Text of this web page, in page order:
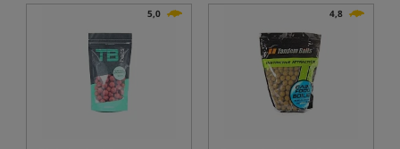
5,0 4,8